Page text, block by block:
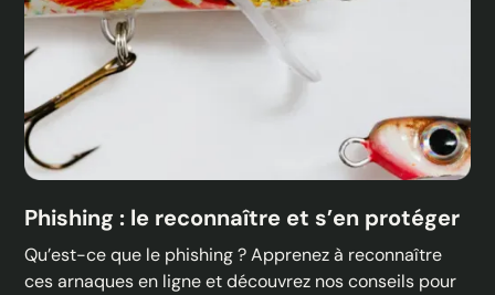
Phishing : le reconnaître et s’en protéger
Qu’est-ce que le phishing ? Apprenez à reconnaître
ces arnaques en ligne et découvrez nos conseils pour